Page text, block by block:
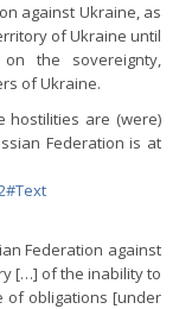
against Ukraine, as
of Ukraine until
the sovereignty,
of Ukraine.
hostilities are (were)
Federation is at
Federation against
[…] of the inability to
of obligations [under